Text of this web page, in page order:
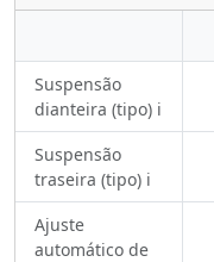
Suspensão
dianteira (tipo) ℹ️
Suspensão
traseira (tipo) ℹ️
Ajuste
automático de